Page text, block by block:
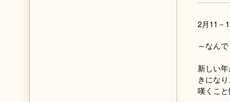
2月11－
～なん
新しい
きにな
嘆くこ